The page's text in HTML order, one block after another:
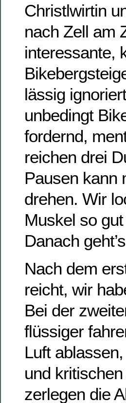
Christlwirtin
nach Zell am
interessante,
lässig
unbedingt
fordernd,
reichen drei
Pausen kann
drehen. Wir
Muskel so
Danach
Nach dem
reicht, wir
Bei der
flüssiger
Luft
und
zerlegen die